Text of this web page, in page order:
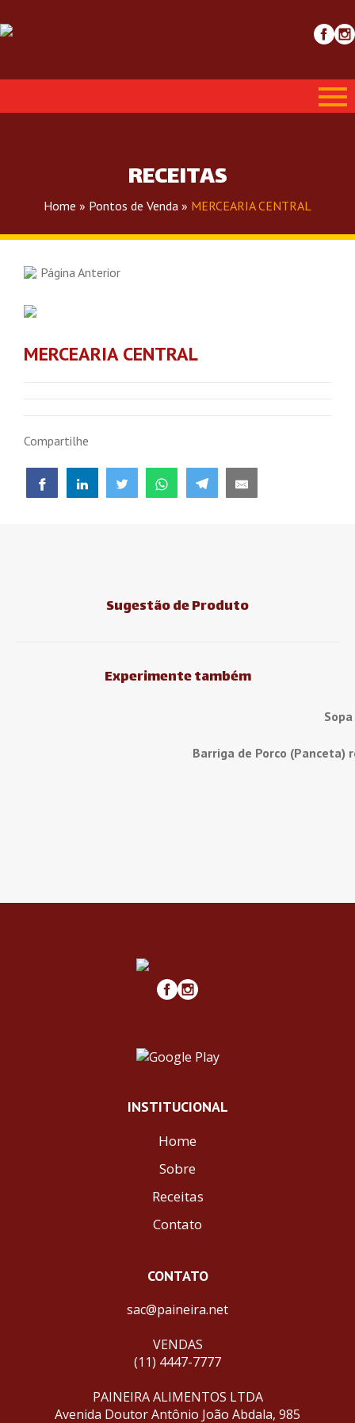
RECEITAS
Home » Pontos de Venda » MERCEARIA CENTRAL
Página Anterior
MERCEARIA CENTRAL
Compartilhe
Sugestão de Produto
Experimente também
Barriga de Porco (Panceta)
INSTITUCIONAL
Home
Sobre
Receitas
Contato
CONTATO
sac@paineira.net
VENDAS
(11) 4447-7777
PAINEIRA ALIMENTOS LTDA
Avenida Doutor Antônio João Abdala, 985